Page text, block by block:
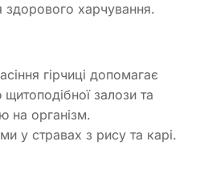
харчування.
гірчиці допомагає
залози та
на організм.
у стравах з рису та карі.